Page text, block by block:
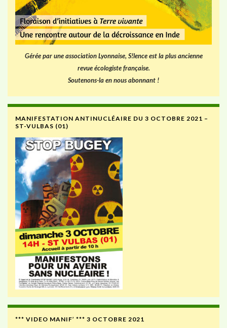
Gérée par une association Lyonnaise, S!lence est la plus ancienne
revue écologiste française.
Soutenons-la en nous abonnant !
MANIFESTATION ANTINUCLÉAIRE DU 3 OCTOBRE 2021 –
ST-VULBAS (01)
*** VIDEO MANIF’ *** 3 OCTOBRE 2021